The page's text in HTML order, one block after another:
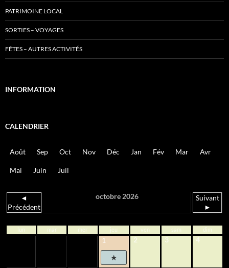
PATRIMOINE LOCAL
SORTIES – VOYAGES
FÊTES – AUTRES ACTIVITÉS
INFORMATION
CALENDRIER
Août Sep Oct Nov Déc Jan Fév Mar Avr
Mai Juin Juil
◄
Précédent
octobre 2026
Suivant
►
lun mar mer jeu ven sam dim
1 2 3 4